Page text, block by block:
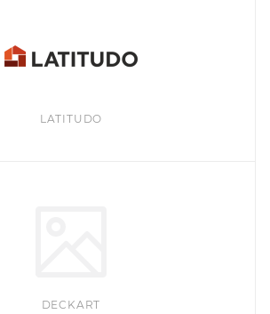
LATITUDO
DECKART